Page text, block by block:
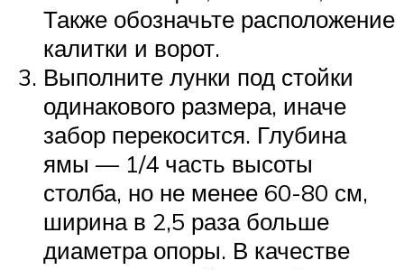
Также обозначьте расположение
калитки и ворот.
Выполните лунки под стойки
одинакового размера, иначе
забор перекосится. Глубина
ямы — 1/4 часть высоты
столба, но не менее 60-80 см,
ширина в 2,5 раза больше
диаметра опоры. В качестве